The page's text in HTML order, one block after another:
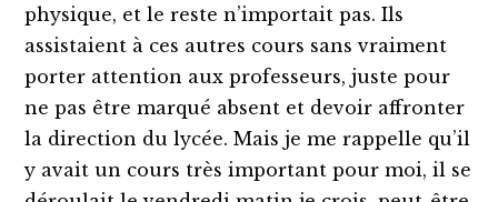
physique, et le reste n’importait pas. Ils
assistaient à ces autres cours sans vraiment
porter attention aux professeurs, juste pour
ne pas être marqué absent et devoir affronter
la direction du lycée. Mais je me rappelle qu’il
y avait un cours très important pour moi, il se